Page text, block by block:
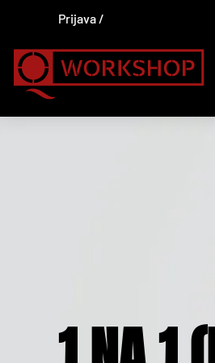
Prijava